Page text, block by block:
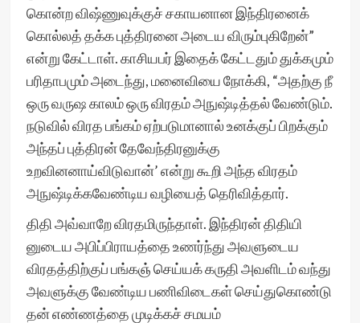
கொன்ற விஷ்ணுவுக்குச் சகாயனான இந்திரனைக்
கொல்லத் தக்க புத்திரனை அடைய விரும்புகிறேன்”
என்று கேட்டாள். காசியபர் இதைக் கேட்டதும் துக்கமும்
பரிதாபமும் அடைந்து, மனைவியை நோக்கி, “அதற்கு நீ
ஒரு வருஷ காலம் ஒரு விரதம் அநுஷ்டித்தல் வேண்டும்.
நடுவில் விரத பங்கம் ஏற்படுமானால் உனக்குப் பிறக்கும்
அந்தப் புத்திரன் தேவேந்திரனுக்கு
உறவினனாய்விடுவான்’ என்று கூறி அந்த விரதம்
அநுஷ்டிக்கவேண்டிய வழியைத் தெரிவித்தார்.
திதி அவ்வாறே விரதமிருந்தாள். இந்திரன் திதியி
னுடைய அபிப்பிராயத்தை உணர்ந்து அவளுடைய
விரதத்திற்குப் பங்கஞ் செய்யக் கருதி அவளிடம் வந்து
அவளுக்கு வேண்டிய பணிவிடைகள் செய்துகொண்டு
தன் எண்ணத்தை முடிக்கச் சமயம்